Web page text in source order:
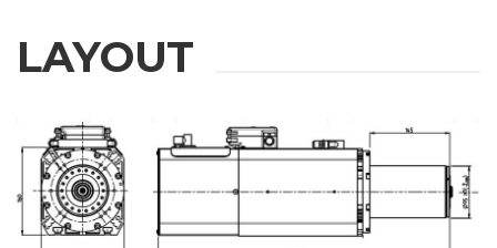
LAYOUT